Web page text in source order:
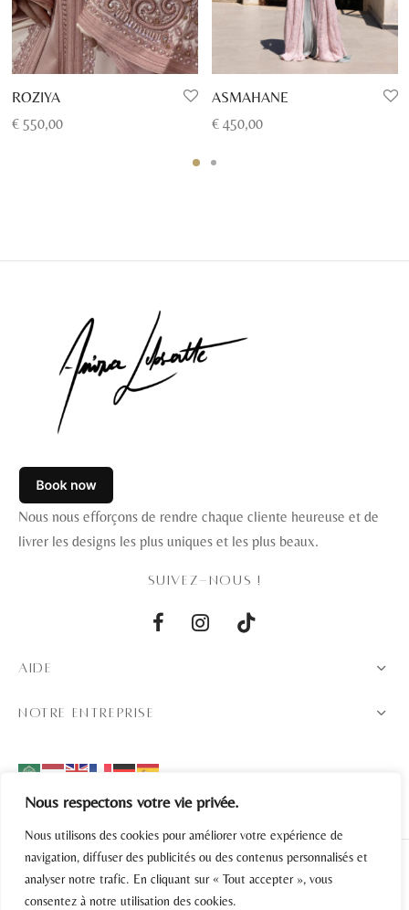
Nous respectons votre vie privée.
Nous utilisons des cookies pour améliorer votre expérience de
navigation, diffuser des publicités ou des contenus personnalisés et
analyser notre trafic. En cliquant sur « Tout accepter », vous
consentez à notre utilisation des cookies.
ROZIYA
€550,00
ASMAHANE
€450,00
Nous nous efforçons de rendre chaque cliente heureuse et de
livrer les designs les plus uniques et les plus beaux.
SUIVEZ-NOUS !
AIDE
NOTRE ENTREPRISE
Politique de confidentialité